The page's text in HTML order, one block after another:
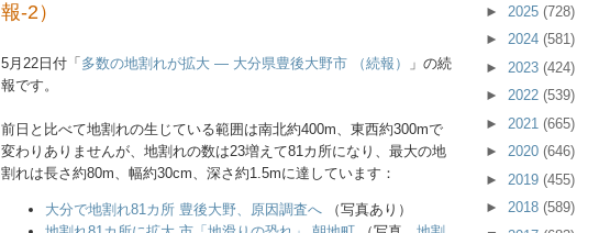
報-2）
5月22日付「 多数の地割れが拡大 ― 大分県豊後大野市 （続報）
」の続
報です。
前日と比べて地割れの生じている範囲は南北約400m、東西約300mで
変わりありませんが、地割れの数は23増えて81カ所になり、最大の地
割れは長さ約80m、幅約30cm、深さ約1.5mに達しています：
大分で地割れ81カ所 豊後大野、原因調査へ （写真あり）
► 2025 (728)
► 2024 (581)
► 2023 (424)
► 2022 (539)
► 2021 (665)
► 2020 (646)
► 2019 (455)
► 2018 (589)